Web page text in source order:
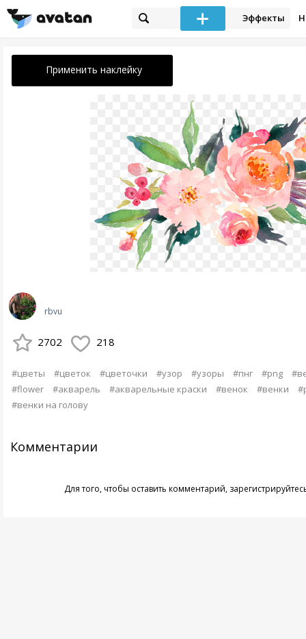
Эффекты
Применить наклейку
rbvu
2702 218
#цветы #цветок #цветочки #узор #узоры #пнг #png
#flower
#акварель #акварельные краски #венок #венки
#венки на голову
Комментарии
Для того, чтобы оставить комментарий,